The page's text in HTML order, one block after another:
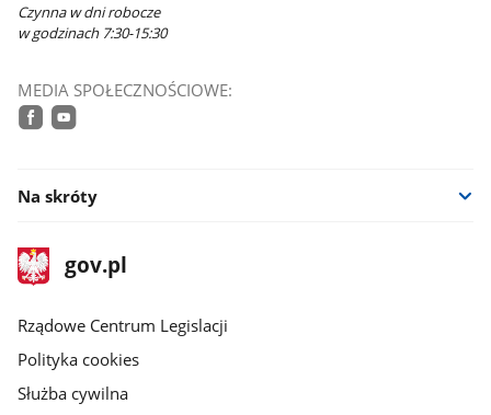
Czynna w dni robocze
w godzinach 7:30-15:30
MEDIA SPOŁECZNOŚCIOWE:
Na skróty
stopka
gov.plStrona
gov.pl
Rządowe Centrum Legislacji
Polityka cookies
Służba cywilna